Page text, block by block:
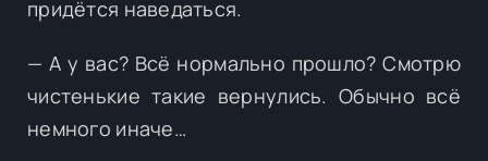
придётся наведаться.
— А у вас? Всё нормально прошло? Смотрю
чистенькие такие вернулись. Обычно всё
немного иначе…